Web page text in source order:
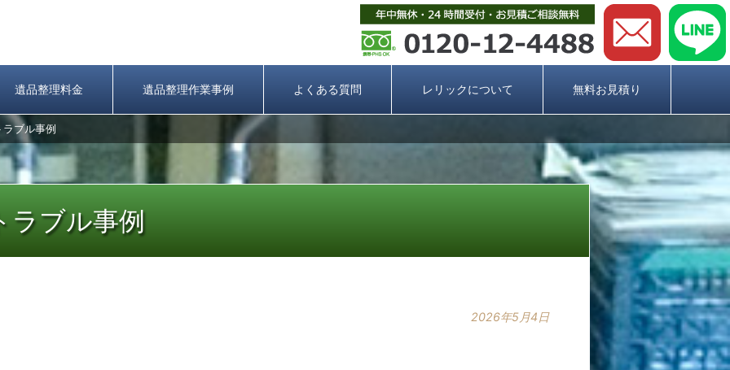
遺品整理料金 遺品整理作業事例 よくある質問 レリックについて 無料お見積り
ブル事例
ラブル事例
2026年5月4日